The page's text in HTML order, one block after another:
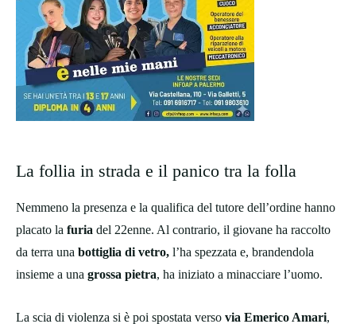
La follia in strada e il panico tra la folla
Nemmeno la presenza e la qualifica del tutore dell’ordine hanno
placato la furia del 22enne. Al contrario, il giovane ha raccolto
da terra una bottiglia di vetro, l’ha spezzata e, brandendola
insieme a una grossa pietra, ha iniziato a minacciare l’uomo.
La scia di violenza si è poi spostata verso via Emerico Amari,